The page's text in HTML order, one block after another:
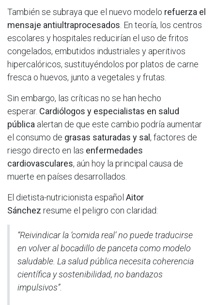
También se subraya que el nuevo modelo refuerza el
mensaje antiultraprocesados . En teoría, los centros
escolares y hospitales reducirían el uso de fritos
congelados, embutidos industriales y aperitivos
hipercalóricos, sustituyéndolos por platos de carne
fresca o huevos, junto a vegetales y frutas.
Sin embargo, las críticas no se han hecho
esperar. Cardiólogos y especialistas en salud
pública alertan de que este cambio podría aumentar
el consumo de grasas saturadas y sal, factores de
riesgo directo en las enfermedades
cardiovasculares, aún hoy la principal causa de
muerte en países desarrollados.
El dietista-nutricionista español Aitor
Sánchez resume el peligro con claridad:
“Reivindicar la ‘comida real’ no puede traducirse
en volver al bocadillo de panceta como modelo
saludable. La salud pública necesita coherencia
científica y sostenibilidad, no bandazos
impulsivos”.